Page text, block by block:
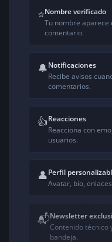
⭐Nombre verificado
Tu nombre aparece
comentario.
🔔Notificaciones
Recibe avisos
comentarios.
👍Reacciones
Reacciona con
usuarios.
👤Perfil
Avatar, bio,
📬Newsletter
Contenido técnico
bandeja.